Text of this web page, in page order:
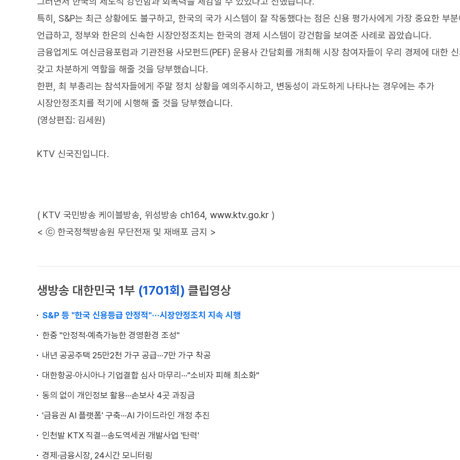
특히, S&P는 최근 상황에도 불구하고, 한국의 국가 시스템이 잘 작동했다는 점은 신용 평가사에게 가장 중요한 부분
언급하고, 정부와 한은의 신속한 시장안정조치는 한국의 경제 시스템이 강건함을 보여준 사례로 꼽았습니다.
금융업계도 여신금융포럼과 기관전용 사모펀드(PEF) 운용사 간담회를 개최해 시장 참여자들이 우리 경제에 대한
갖고 차분하게 역할을 해줄 것을 당부했습니다.
한편, 최 부총리는 참석자들에게 주말 정치 상황을 예의주시하고, 변동성이 과도하게 나타나는 경우에는 추가
시장안정조치를 적기에 시행해 줄 것을 당부했습니다.
(영상편집: 김세원)
KTV 신국진입니다.
( KTV 국민방송 케이블방송, 위성방송 ch164, www.ktv.go.kr )
< ⓒ 한국정책방송원 무단전재 및 재배포 금지 >
생방송 대한민국 1부 (1701회) 클립영상
S&P 등 "한국 신용등급 안정적"···시장안정조치 지속 시행
한중 "안정적·예측가능한 경영환경 조성"
내년 공공주택 25만2천 가구 공급···7만 가구 착공
대한항공·아시아나 기업결합 심사 마무리···"소비자 피해 최소화"
동의 없이 개인정보 활용···손보사 4곳 과징금
'금융권 AI 플랫폼' 구축···AI 가이드라인 개정 추진
인천발 KTX 직결···송도역세권 개발사업 '탄력'
경제·금융시장, 24시간 모니터링